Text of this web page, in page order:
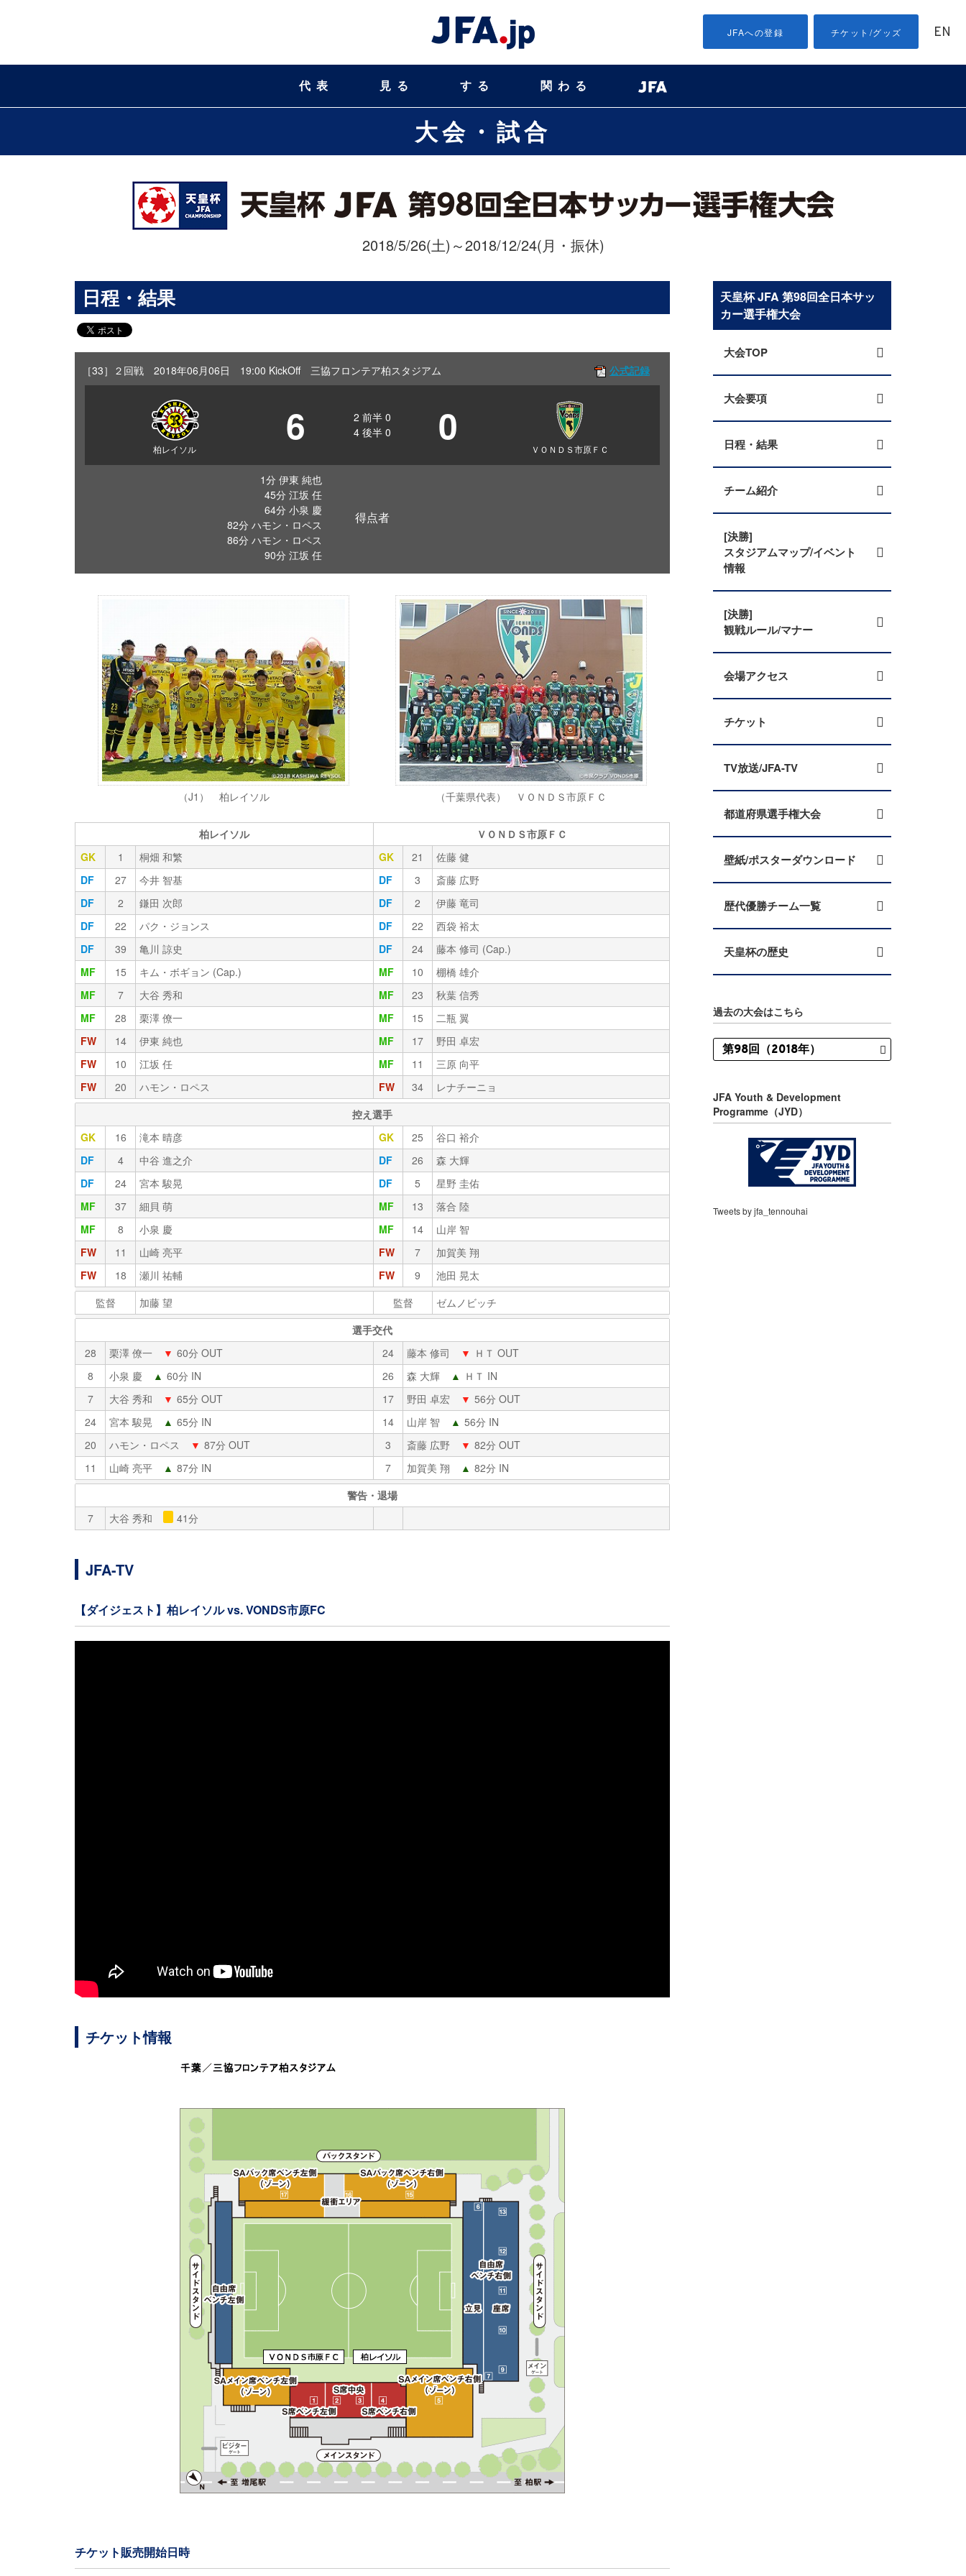
JFAへの登録 チケット/グッズ EN
代表 見る する 関わる
大会・試合
2018/5/26(土)～2018/12/24(月・振休)
日程・結果
［33］２回戦 2018年06月06日 19:00 KickOff 三協フロンテア柏スタジアム 公式記録
柏レイソル 6 2 前半 0
4 後半 0 0 ＶＯＮＤＳ市原ＦＣ
1分 伊東 純也
45分 江坂 任
64分 小泉 慶
82分 ハモン・ロペス
86分 ハモン・ロペス
90分 江坂 任
得点者
（J1） 柏レイソル （千葉県代表） ＶＯＮＤＳ市原ＦＣ
柏レイソル
ＶＯＮＤＳ市原ＦＣ
GK
1 桐畑 和繁 GK 21
佐藤 健
DF
27 今井 智基 DF 3
斎藤 広野
DF
2 鎌田 次郎 DF 2
伊藤 竜司
DF
22 パク・ジョンス DF 22
西袋 裕太
DF
39 亀川 諒史 DF 24
藤本 修司 (Cap.)
MF
15 キム・ボギョン (Cap.) MF 10
棚橋 雄介
MF
7 大谷 秀和 MF 23
秋葉 信秀
MF
28 栗澤 僚一 MF 15
二瓶 翼
FW
14 伊東 純也 MF 17
野田 卓宏
FW
10 江坂 任 MF 11
三原 向平
FW
20 ハモン・ロペス FW 34
レナチーニョ
控え選手
GK
16 滝本 晴彦 GK 25
谷口 裕介
DF
4 中谷 進之介 DF 26
森 大輝
DF
24 宮本 駿晃 DF 5
星野 圭佑
MF
37 細貝 萌 MF 13
落合 陸
MF
8 小泉 慶 MF 14
山岸 智
FW
11 山崎 亮平 FW 7
加賀美 翔
FW
18 瀬川 祐輔 FW 9
池田 晃太
監督
加藤 望 監督
ゼムノビッチ
選手交代
28
栗澤 僚一 ▼ 60分 OUT 24 藤本 修司 ▼ ＨＴ OUT
8
小泉 慶 ▲ 60分 IN 26 森 大輝 ▲ ＨＴ IN
7
大谷 秀和 ▼ 65分 OUT 17 野田 卓宏 ▼ 56分 OUT
24
宮本 駿晃 ▲ 65分 IN 14 山岸 智 ▲ 56分 IN
20
ハモン・ロペス ▼ 87分 OUT 3 斎藤 広野 ▼ 82分 OUT
11
山崎 亮平 ▲ 87分 IN 7 加賀美 翔 ▲ 82分 IN
警告・退場
7
大谷 秀和 41分
JFA-TV
【ダイジェスト】柏レイソル vs. VONDS市原FC
チケット情報
チケット販売開始日時
天皇杯 JFA 第98回全日本サッ
カー選手権大会
大会TOP
大会要項
日程・結果
チーム紹介
[決勝]
スタジアムマップ/イベント
情報
[決勝]
観戦ルール/マナー
会場アクセス
チケット
TV放送/JFA-TV
都道府県選手権大会
壁紙/ポスターダウンロード
歴代優勝チーム一覧
天皇杯の歴史
過去の大会はこちら
JFA Youth & Development
Programme（JYD）
Tweets by jfa_tennouhai